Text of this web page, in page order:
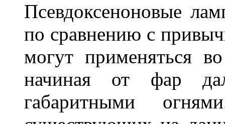
Псевдоксеноновые
по сравнению с
могут применяться
начиная от фар
габаритными